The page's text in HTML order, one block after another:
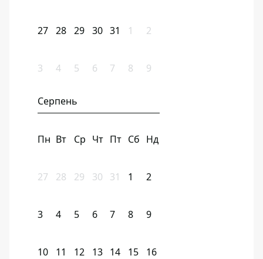
27 28 29 30 31 1 2
3 4 5 6 7 8 9
Серпень
Пн Вт Ср Чт Пт Сб Нд
27 28 29 30 31 1 2
3 4 5 6 7 8 9
10 11 12 13 14 15 16